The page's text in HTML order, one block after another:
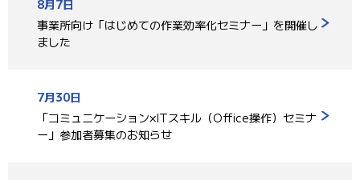
8月7日
事業所向け「はじめての作業効率化セミナー」を開催し
ました
7月30日
「コミュニケーション×ITスキル（Office操作）セミナ
ー」参加者募集のお知らせ